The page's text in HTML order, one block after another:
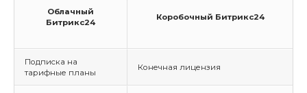
Облачный
Битрикс24
Коробочный Битрикс24
Подписка на
тарифные планы
Конечная лицензия